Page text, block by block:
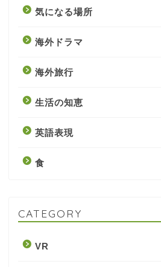
気になる場所
海外ドラマ
海外旅行
生活の知恵
英語表現
食
CATEGORY
VR